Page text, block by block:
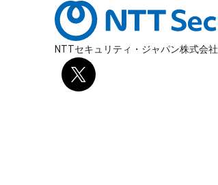
NTTセキュリティ・ジャパン株式会社